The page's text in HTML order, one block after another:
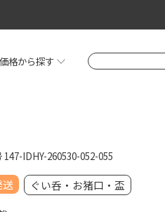
価格から探す
147-IDHY-260530-052-055
送 ぐい呑・お猪口・盃